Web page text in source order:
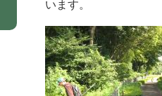
います。